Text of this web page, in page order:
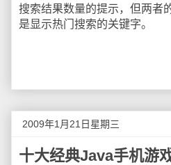
搜索结果数量的提示，但两者
是显示热门搜索的关键字。
2009年1月21日星期三
十大经典Java手机游